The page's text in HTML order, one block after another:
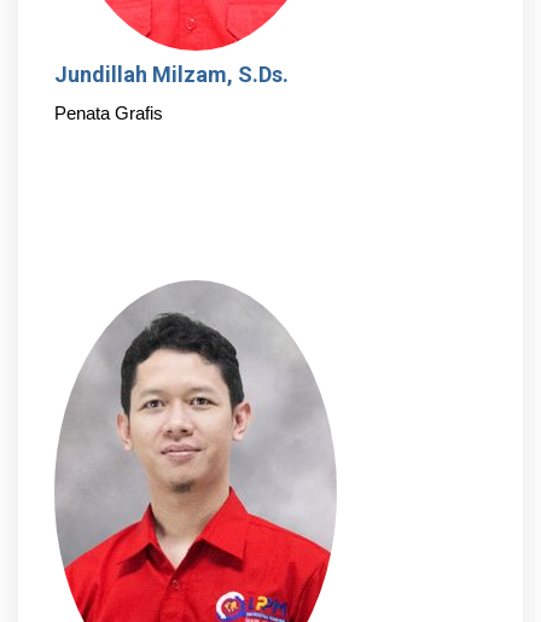
Jundillah Milzam, S.Ds.
Penata Grafis